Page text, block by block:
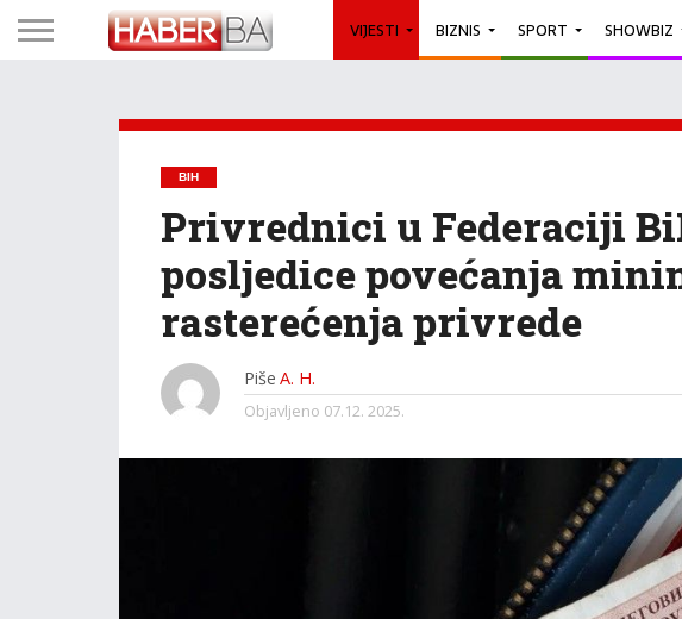
VIJESTI BIZNIS SPORT SHOWBIZ
BIH
Privrednici u Federaciji
posljedice povećanja
rasterećenja privrede
Piše A. H.
Objavljeno 07.12. 2025.